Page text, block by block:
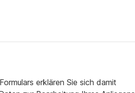
erklären Sie sich damit